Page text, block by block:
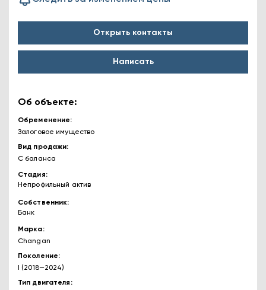
Открыть контакты
Написать
Об объекте:
Обременение
Залоговое имущество
Вид продажи
С баланса
Стадия
Непрофильный актив
Собственник
Банк
Марка
Changan
Поколение
I (2018—2024)
Тип двигателя